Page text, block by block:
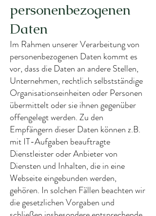
personenbezogenen
Daten
Im Rahmen unserer Verarbeitung von
personenbezogenen Daten kommt es
vor, dass die Daten an andere Stellen,
Unternehmen, rechtlich selbstständige
Organisationseinheiten oder Personen
übermittelt oder sie ihnen gegenüber
offengelegt werden. Zu den
Empfängern dieser Daten können z.B.
mit IT-Aufgaben beauftragte
Dienstleister oder Anbieter von
Diensten und Inhalten, die in eine
Webseite eingebunden werden,
gehören. In solchen Fällen beachten wir
die gesetzlichen Vorgaben und